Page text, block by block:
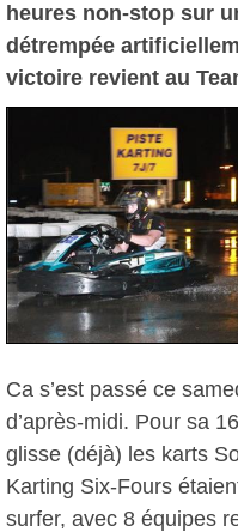
heures non-stop sur
détrempée
victoire revient au
Ca s’est passé ce
d’après-midi. Pour sa
glisse (déjà) les karts
Karting Six-Fours
surfer, avec 8 équipes